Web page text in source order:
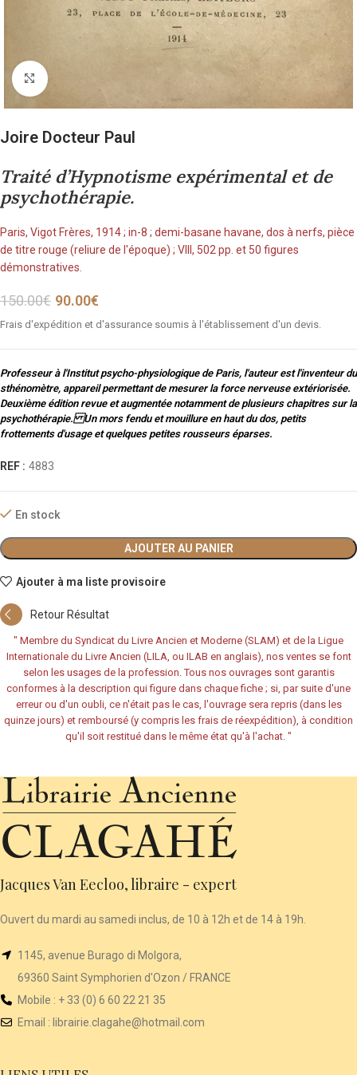
Cliquez pour agrandir
Joire Docteur Paul
Traité d’Hypnotisme expérimental et de
psychothérapie.
Paris, Vigot Frères, 1914 ; in-8 ; demi-basane havane, dos à nerfs, pièce
de titre rouge (reliure de l'époque) ; VIII, 502 pp. et 50 figures
démonstratives.
150.00€ 90.00€
Frais d'expédition et d'assurance soumis à l'établissement d'un devis.
Professeur à l'Institut psycho-physiologique de Paris, l'auteur est l'inventeur du
sthénomètre, appareil permettant de mesurer la force nerveuse extériorisée.
Deuxième édition revue et augmentée notamment de plusieurs chapitres sur la
psychothérapie. Un mors fendu et mouillure en haut du dos, petits
frottements d'usage et quelques petites rousseurs éparses.
REF : 4883
En stock
AJOUTER AU PANIER
Ajouter à ma liste provisoire
Retour Résultat
" Membre du Syndicat du Livre Ancien et Moderne (SLAM) et de la Ligue
Internationale du Livre Ancien (LILA, ou ILAB en anglais), nos ventes se font
selon les usages de la profession. Tous nos ouvrages sont garantis
conformes à la description qui figure dans chaque fiche ; si, par suite d'une
erreur ou d'un oubli, ce n'était pas le cas, l'ouvrage sera repris (dans les
quinze jours) et remboursé (y compris les frais de réexpédition), à condition
qu'il soit restitué dans le même état qu'à l'achat. "
Jacques Van Eecloo, libraire - expert
Ouvert du mardi au samedi inclus, de 10 à 12h et de 14 à 19h.
1145, avenue Burago di Molgora,
69360 Saint Symphorien d'Ozon / FRANCE
Mobile : + 33 (0) 6 60 22 21 35
Email : librairie .clagahe@hotmail.com